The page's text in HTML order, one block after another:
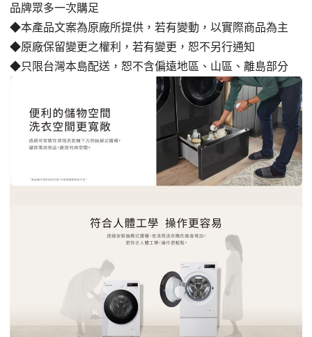
品牌眾多一次購足
◆本產品文案為原廠所提供，若有變動，以實際商品為主
◆原廠保留變更之權利，若有變更，恕不另行通知
◆只限台灣本島配送，恕不含偏遠地區、山區、離島部分